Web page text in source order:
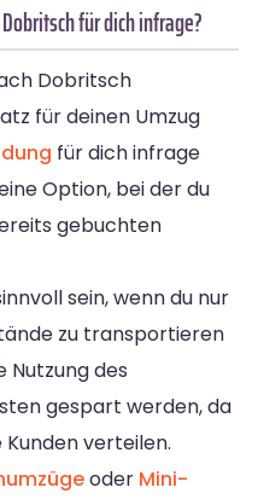
für dich infrage?
Dobritsch
für deinen Umzug
für dich infrage
Option, bei der du
gebuchten
sein, wenn du nur
zu transportieren
Nutzung des
gespart werden, da
verteilen.
oder Mini-